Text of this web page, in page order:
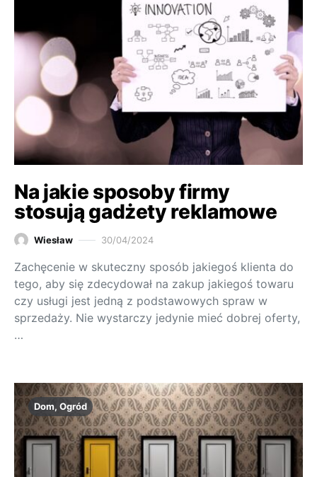
Na jakie sposoby firmy
stosują gadżety reklamowe
Wiesław 30/04/2024
Zachęcenie w skuteczny sposób jakiegoś klienta do
tego, aby się zdecydował na zakup jakiegoś towaru
czy usługi jest jedną z podstawowych spraw w
sprzedaży. Nie wystarczy jedynie mieć dobrej oferty,
…
Dom, Ogród